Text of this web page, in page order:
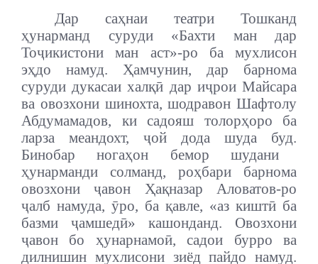
Дар саҳнаи театри Тошканд
ҳунарманд суруди «Бахти ман дар
Тоҷикистони ман аст»-ро ба мухлисон
эҳдо намуд. Ҳамчунин, дар барнома
суруди дукасаи халқӣ дар иҷрои Майсара
ва овозхони шинохта, шодравон Шафтолу
Абдумамадов, ки садояш толорҳоро ба
ларза меандохт, ҷой дода шуда буд.
Бинобар ногаҳон бемор шудани
ҳунарманди солманд, роҳбари барнома
овозхони ҷавон Ҳақназар Аловатов-ро
ҷалб намуда, ӯро, ба қавле, «аз киштӣ ба
базми ҷамшедӣ» кашонданд. Овозхони
ҷавон бо ҳунарнамоӣ, садои бурро ва
дилнишин мухлисони зиёд пайдо намуд.